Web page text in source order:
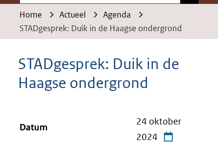
Home Actueel
Agenda
STADgesprek: Duik in de Haagse ondergrond
STADgesprek: Duik in de
Haagse ondergrond
Datum
24 oktober
2024